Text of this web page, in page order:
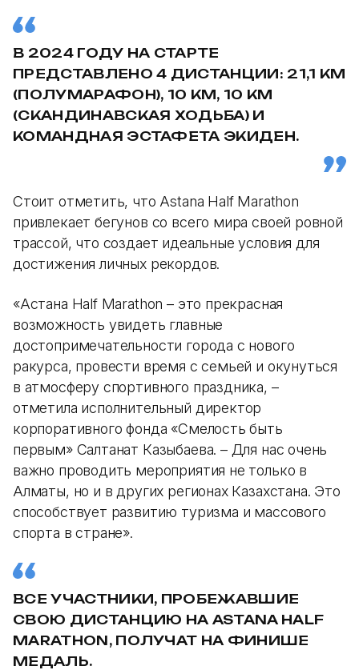
В 2024 ГОДУ НА СТАРТЕ
ПРЕДСТАВЛЕНО 4 ДИСТАНЦИИ: 21,1 КМ
(ПОЛУМАРАФОН), 10 КМ, 10 КМ
(СКАНДИНАВСКАЯ ХОДЬБА) И
КОМАНДНАЯ ЭСТАФЕТА ЭКИДЕН.
Стоит отметить, что Astana Half Marathon
привлекает бегунов со всего мира своей ровной
трассой, что создает идеальные условия для
достижения личных рекордов.
«Астана Half Marathon – это прекрасная
возможность увидеть главные
достопримечательности города с нового
ракурса, провести время с семьей и окунуться
в атмосферу спортивного праздника, –
отметила исполнительный директор
корпоративного фонда «Смелость быть
первым» Салтанат Казыбаева. – Для нас очень
важно проводить мероприятия не только в
Алматы, но и в других регионах Казахстана. Это
способствует развитию туризма и массового
спорта в стране».
ВСЕ УЧАСТНИКИ, ПРОБЕЖАВШИЕ
СВОЮ ДИСТАНЦИЮ НА ASTANA HALF
MARATHON, ПОЛУЧАТ НА ФИНИШЕ
МЕДАЛЬ.